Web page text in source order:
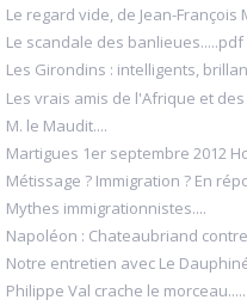
Le regard vide, de Jean-François
Le scandale des banlieues.....pdf
Les Girondins : intelligents,
Les vrais amis de l'Afrique et des
M. le Maudit....
Martigues 1er septembre 2012
Métissage ? Immigration ? En
Mythes immigrationnistes....
Napoléon : Chateaubriand
Notre entretien avec Le
Philippe Val crache le morceau.....